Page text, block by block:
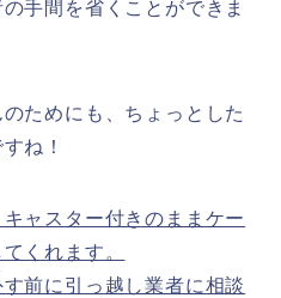
手間を省くことができま
ためにも、ちょっとした
ね！
ャスター付きのままケー
くれます。
前に引っ越し業者に相談